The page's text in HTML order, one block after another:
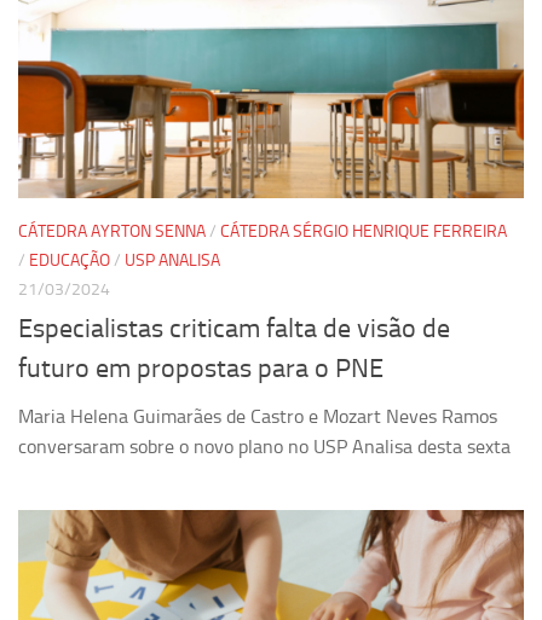
Revista Estudos Avançados
Espaço Cultural
Contato
Newsletter
CÁTEDRA AYRTON SENNA/ CÁTEDRA SÉRGIO HENRIQUE FERREIRA
/ EDUCAÇÃO/ USP ANALISA
21/03/2024
Especialistas criticam falta de visão de
futuro em propostas para o PNE
Maria Helena Guimarães de Castro e Mozart Neves Ramos
conversaram sobre o novo plano no USP Analisa desta sexta